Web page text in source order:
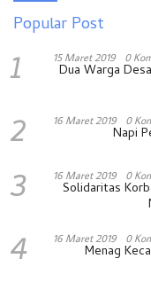
Popular Post
1 15 Maret 2019 0
Dua Warga
2 16 Maret 2019 0
Napi
3 16 Maret 2019 0
Solidaritas
4 16 Maret 2019 0
Menag